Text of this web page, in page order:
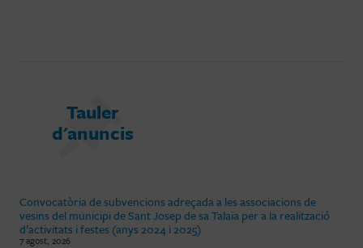
Tauler
d'anuncis
Convocatòria de subvencions adreçada a les associacions de
vesins del municipi de Sant Josep de sa Talaia per a la realització
d’activitats i festes (anys 2024 i 2025)
7 agost, 2026